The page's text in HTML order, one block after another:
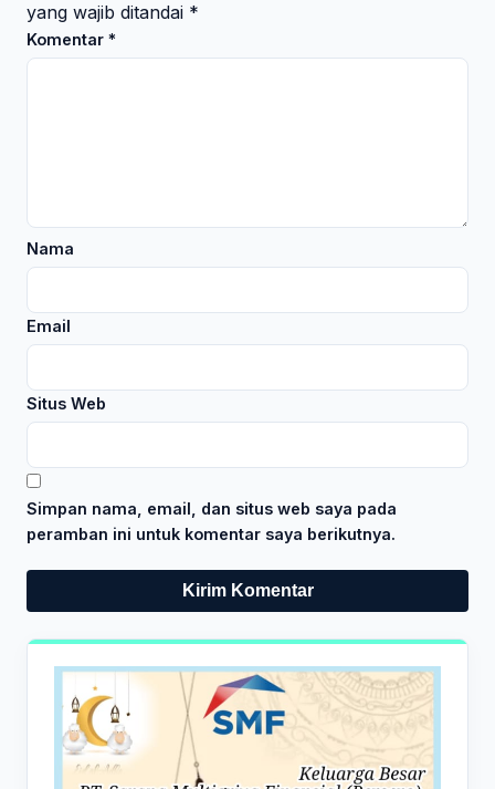
yang wajib ditandai *
Komentar *
Nama
Email
Situs Web
Simpan nama, email, dan situs web saya pada
peramban ini untuk komentar saya berikutnya.